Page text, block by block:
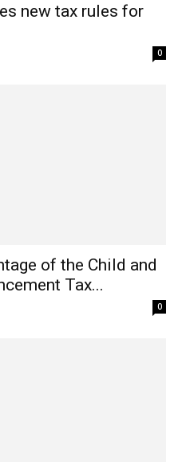
new tax rules for
0
of the Child and
Tax...
0